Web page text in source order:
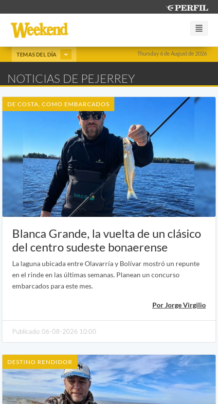
Thursday 6 de August de 2026
TEMAS DEL DÍA
NOTICIAS DE PEJERREY
DE COSTA, COMO EMBARCADOS
Blanca Grande, la vuelta de un clásico
del centro sudeste bonaerense
La laguna ubicada entre Olavarría y Bolívar mostró un repunte
en el rinde en las últimas semanas. Planean un concurso
embarcados para este mes.
Por Jorge Virgilio
Publicado: 06-08-2026 10:00
DESTINO RENDIDOR